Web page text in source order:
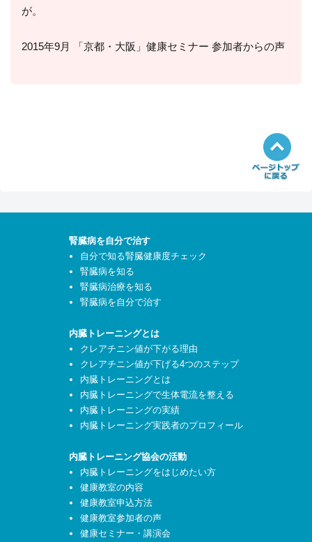
が。
2015年9月 「京都・大阪」健康セミナー 参加者からの声
腎臓病を自分で治す
自分で知る腎臓健康度チェック
腎臓病を知る
腎臓病治療を知る
腎臓病を自分で治す
内臓トレーニングとは
クレアチニン値が下がる理由
クレアチニン値が下げる4つのステップ
内臓トレーニングとは
内臓トレーニングで生体電流を整える
内臓トレーニングの実績
内臓トレーニング実践者のプロフィール
内臓トレーニング協会の活動
内臓トレーニングをはじめたい方
健康教室の内容
健康教室申込方法
健康教室参加者の声
健康セミナー・講演会